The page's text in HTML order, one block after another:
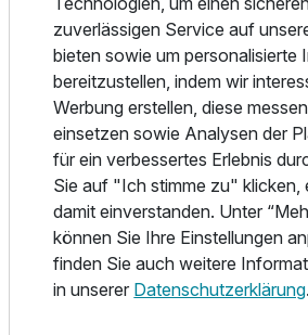
Ausstattung
Für 4 Tage
sich im Whirlpool gemütlich machen,
schwimmen oder sich in den
wunderbare Aussicht bleibt dabei
Zum Auspowern stehen Ihnen die
Fitness-Studio offen. Oder
Sauna? Erfrischen Sie sich danach
Erlebnisduschen oder beweisen Sie
Eisbrunnen richtig Mut. Wie wäre es
Massage?
Sie werden sehen: Ein Wellness-Tag
zuverlässigen Service auf
bieten sowie um personalisierte
bereitzustellen, indem wir
Werbung erstellen, diese
einsetzen sowie Analysen der
für ein verbessertes Erlebnis
Sie auf "Ich stimme zu" klicken,
damit einverstanden. Unter
können Sie Ihre Einstellungen
finden Sie auch weitere
in unserer Datenschutzerklärung.